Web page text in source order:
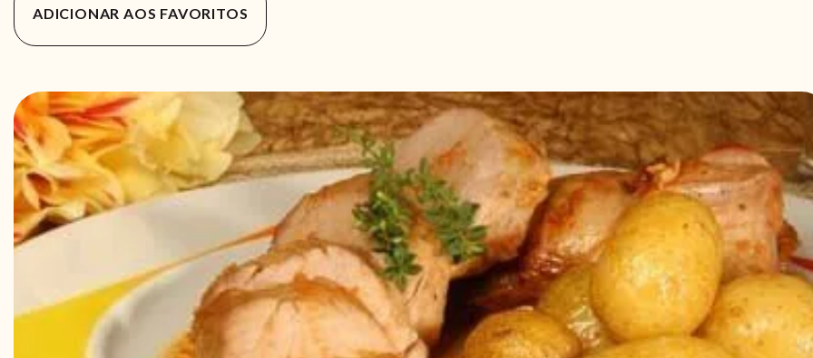
ADICIONAR AOS FAVORITOS